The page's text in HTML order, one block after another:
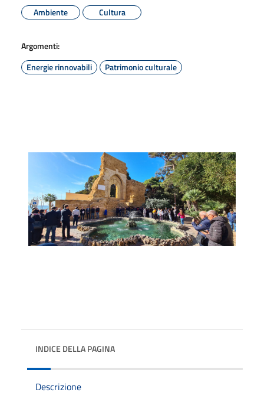
Ambiente
Cultura
Argomenti:
Energie rinnovabili
Patrimonio culturale
INDICE DELLA PAGINA
Descrizione